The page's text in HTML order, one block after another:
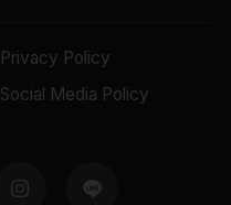
Privacy Policy
Social Media Policy